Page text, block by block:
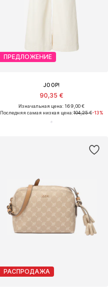
ПРЕДЛОЖЕНИЕ
JOOP!
90,35 €
Изначальная цена: 169,00 €
Последняя самая низкая цена:104,25 €-13%
РАСПРОДАЖА